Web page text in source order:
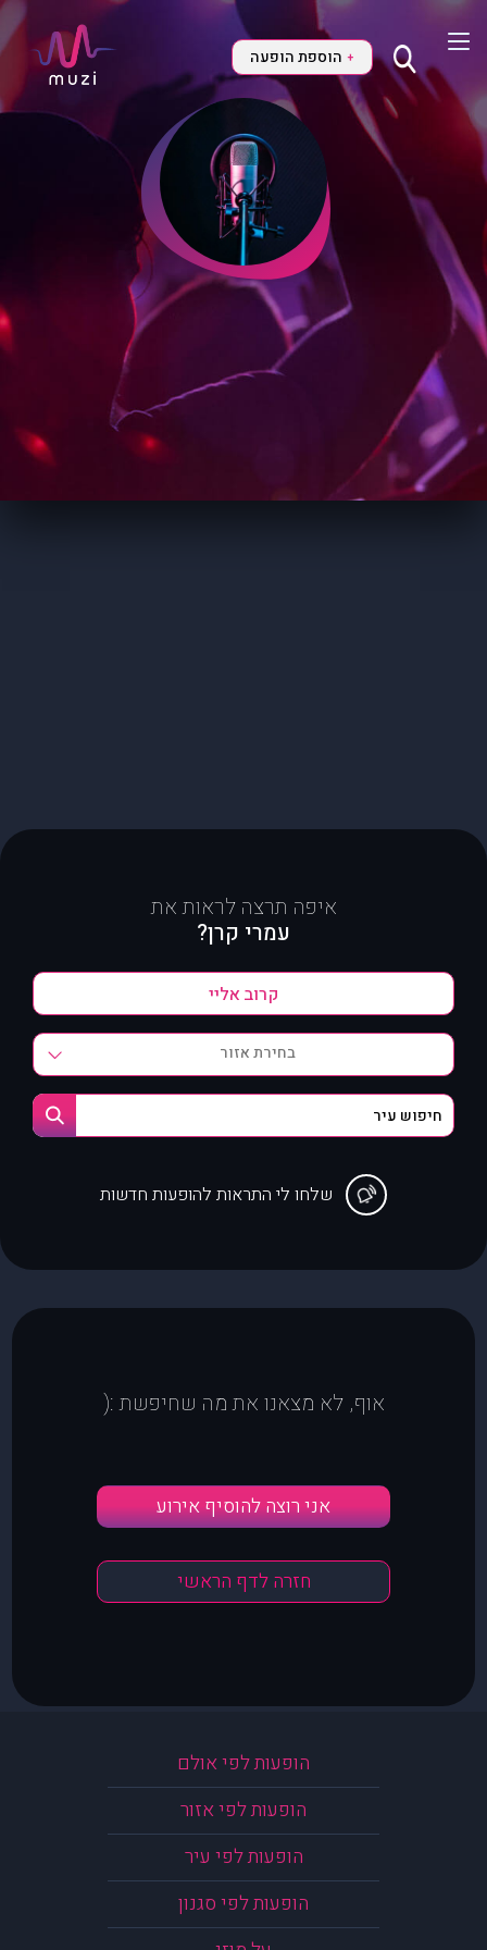
+ הוספת הופעה
איפה תרצה לראות את
עמרי קרן?
בחירת אזור
שלחו לי התראות להופעות חדשות
אוף, לא מצאנו את מה שחיפשת :(
אני רוצה להוסיף אירוע
חזרה לדף הראשי
הופעות לפי אולם
הופעות לפי אזור
הופעות לפי עיר
הופעות לפי סגנון